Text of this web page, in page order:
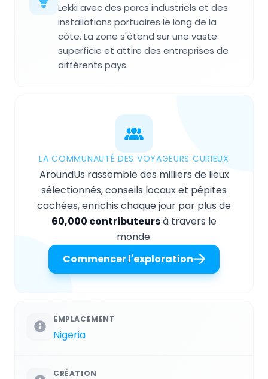
Lekki avec des parcs industriels et des
installations portuaires le long de la
côte. La zone s'étend sur une vaste
superficie et attire des entreprises de
différents pays.
LA COMMUNAUTÉ DES VOYAGEURS CURIEUX
AroundUs rassemble des milliers de lieux
sélectionnés, conseils locaux et pépites
cachées, enrichis chaque jour par plus de
60,000 contributeursà travers le
monde.
Commencer l'exploration
EMPLACEMENT
Nigeria
CRÉATION